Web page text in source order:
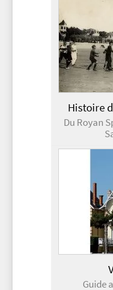
Histoire
Du Royan
Guide